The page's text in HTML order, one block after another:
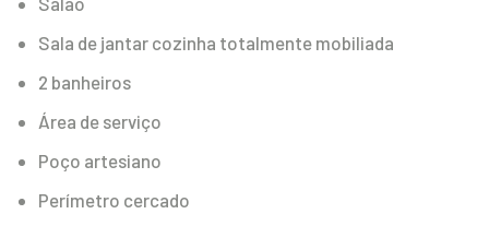
Sala de jantar cozinha totalmente mobiliada
2 banheiros
Área de serviço
Poço artesiano
Perímetro cercado